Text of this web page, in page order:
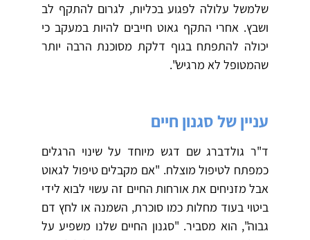
שלמשל עלולה לפגוע בכליות, לגרום להתקף לב
ושבץ. אחרי התקף גאוט חייבים להיות במעקב כי
יכולה להתפתח בגוף דלקת מסוכנת הרבה יותר
שהמטופל לא מרגיש".
עניין של סגנון חיים
ד"ר גולדברג שם דגש מיוחד על שינוי הרגלים
כמפתח לטיפול מוצלח. "אם מקבלים טיפול לגאוט
אבל מזניחים את אורחות החיים זה עשוי לבוא לידי
ביטוי בעוד מחלות כמו סוכרת, השמנה או לחץ דם
גבוה", הוא מסביר. "סגנון החיים שלנו משפיע על